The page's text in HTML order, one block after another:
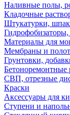
Наливные полы,
Кладочные
Штукатурки,
Материалы для
Мембраны и
Грунтовки,
Бетоноремонтные
СВП, отрезные
Краски
Аксессуары для
Ступени и